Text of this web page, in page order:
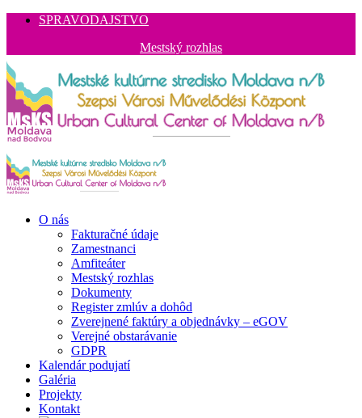
SPRAVODAJSTVO
Mestský rozhlas
O nás
Fakturačné údaje
Zamestnanci
Amfiteáter
Mestský rozhlas
Dokumenty
Register zmlúv a dohôd
Zverejnené faktúry a objednávky – eGOV
Verejné obstarávanie
GDPR
Kalendár podujatí
Galéria
Projekty
Kontakt